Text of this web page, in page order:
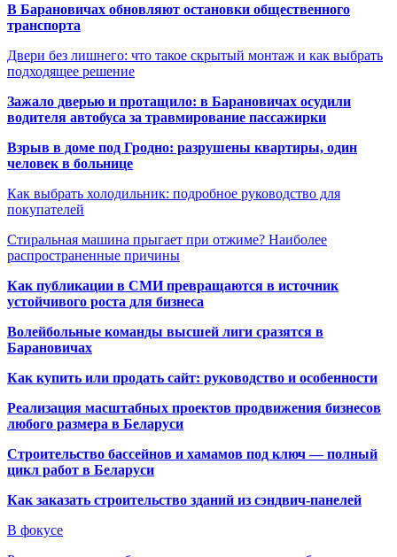
В Барановичах обновляют остановки общественного
транспорта
Двери без лишнего: что такое скрытый монтаж и как выбрать
подходящее решение
Зажало дверью и протащило: в Барановичах осудили
водителя автобуса за травмирование пассажирки
Взрыв в доме под Гродно: разрушены квартиры, один
человек в больнице
Как выбрать холодильник: подробное руководство для
покупателей
Стиральная машина прыгает при отжиме? Наиболее
распространенные причины
Как публикации в СМИ превращаются в источник
устойчивого роста для бизнеса
Волейбольные команды высшей лиги сразятся в
Барановичах
Как купить или продать сайт: руководство и особенности
Реализация масштабных проектов продвижения бизнесов
любого размера в Беларуси
Строительство бассейнов и хамамов под ключ — полный
цикл работ в Беларуси
Как заказать строительство зданий из сэндвич-панелей
В фокусе